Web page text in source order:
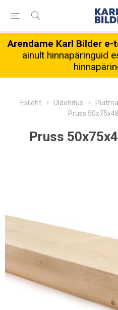
Arendame Karl Bilder e-
ainult hinnapäringuid
Esileht Üldehitus
Pruss
Pruss